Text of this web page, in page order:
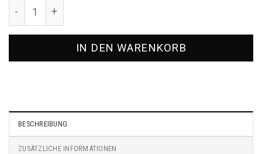
IN DEN WARENKORB
BESCHREIBUNG
ZUSÄTZLICHE INFORMATIONEN